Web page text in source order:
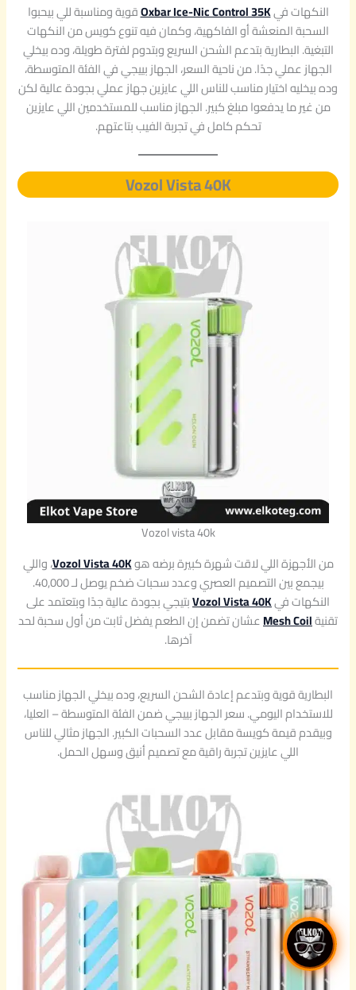
النكهات فيOxbar Ice-Nic Control 35Kقوية ومناسبة للي بيحبوا
السحبة المنعشة أو الفاكهية، وكمان فيه تنوع كويس من النكهات
التبغية. البطارية بتدعم الشحن السريع وبتدوم لفترة طويلة، وده بيخلي
الجهاز عملي جدًا. من ناحية السعر، الجهاز بييجي في الفئة المتوسطة،
وده بيخليه اختيار مناسب للناس اللي عايزين جهاز عملي بجودة عالية لكن
من غير ما يدفعوا مبلغ كبير. الجهاز مناسب للمستخدمين اللي عايزين
تحكم كامل في تجربة الفيب بتاعتهم.
Vozol Vista 40K
Vozol vista 40k
من الأجهزة اللي لاقت شهرة كبيرة برضه هوVozol Vista 40K، واللي
بيجمع بين التصميم العصري وعدد سحبات ضخم يوصل لـ 40,000.
النكهات فيVozol Vista 40Kبتيجي بجودة عالية جدًا وبتعتمد على
تقنيةMesh Coilعشان تضمن إن الطعم يفضل ثابت من أول سحبة لحد
آخرها.
البطارية قوية وبتدعم إعادة الشحن السريع، وده بيخلي الجهاز مناسب
للاستخدام اليومي. سعر الجهاز بييجي ضمن الفئة المتوسطة – العليا،
وبيقدم قيمة كويسة مقابل عدد السحبات الكبير. الجهاز مثالي للناس
اللي عايزين تجربة راقية مع تصميم أنيق وسهل الحمل.